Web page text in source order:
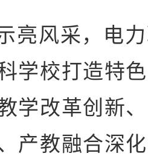
亮风采，电
学校打造特
学改革创新
产教融合深